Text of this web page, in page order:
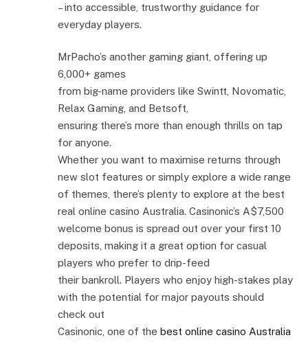
– into accessible, trustworthy guidance for
everyday players.
MrPacho’s another gaming giant, offering up
6,000+ games
from big-name providers like Swintt, Novomatic,
Relax Gaming, and Betsoft,
ensuring there’s more than enough thrills on tap
for anyone.
Whether you want to maximise returns through
new slot features or simply explore a wide range
of themes, there’s plenty to explore at the best
real online casino Australia. Casinonic’s A$7,500
welcome bonus is spread out over your first 10
deposits, making it a great option for casual
players who prefer to drip-feed
their bankroll. Players who enjoy high-stakes play
with the potential for major payouts should
check out
Casinonic, one of the best online casino Australia